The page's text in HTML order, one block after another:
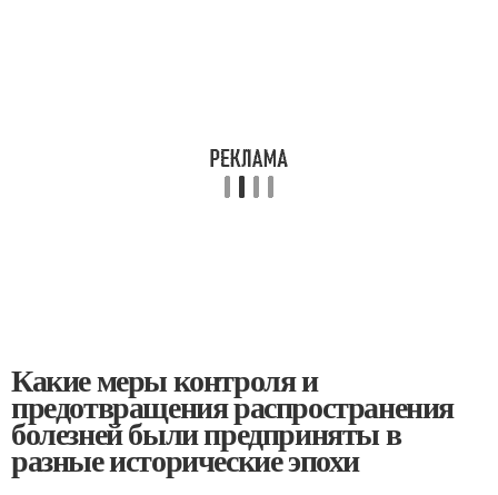
Какие меры контроля и
предотвращения распространения
болезней были предприняты в
разные исторические эпохи